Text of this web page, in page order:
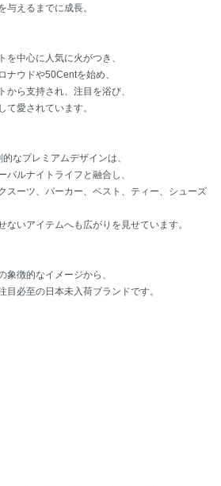
与えるまでに成長。
を中心に人気に火がつき、
ナウドや50Centを始め、
ら支持され、注目を浴び、
て愛されています。
なプレミアムデザインは、
バルナイトライフと融合し、
スーツ、パーカー、ベスト、ティー、シューズ
ないアイテムへも広がりを見せています。
象徴的なイメージから、
必至の日本未入荷ブランドです。